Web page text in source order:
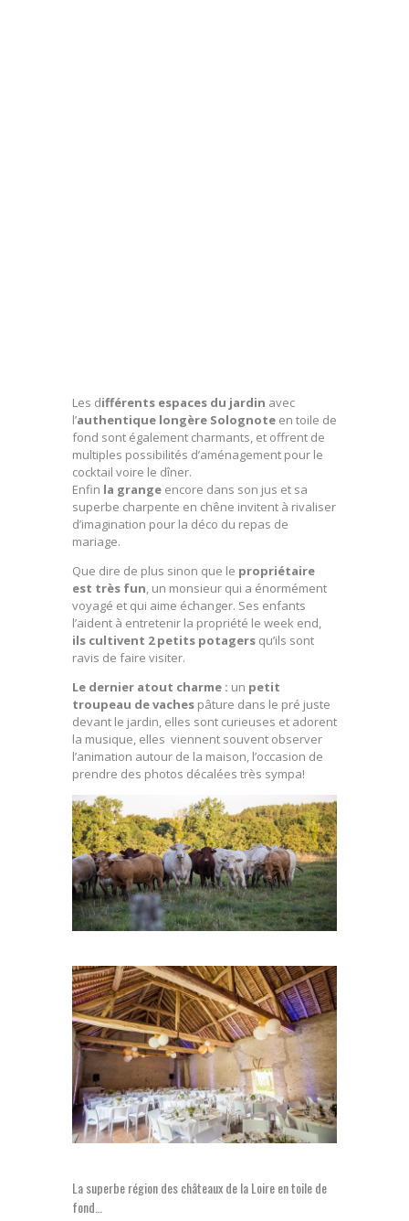
Les différents espaces du jardin avec
l’authentique longère Solognote en toile de
fond sont également charmants, et offrent de
multiples possibilités d’aménagement pour le
cocktail voire le dîner.
Enfin la grange encore dans son jus et sa
superbe charpente en chêne invitent à rivaliser
d’imagination pour la déco du repas de
mariage.
Que dire de plus sinon que le propriétaire
est très fun , un monsieur qui a énormément
voyagé et qui aime échanger. Ses enfants
l’aident à entretenir la propriété le week end,
ils cultivent 2 petits potagers qu’ils sont
ravis de faire visiter.
Le dernier atout charme : un petit
troupeau de vaches pâture dans le pré juste
devant le jardin, elles sont curieuses et adorent
la musique, elles viennent souvent observer
l’animation autour de la maison, l’occasion de
prendre des photos décalées très sympa!
La superbe région des châteaux de la Loire en toile de
fond…